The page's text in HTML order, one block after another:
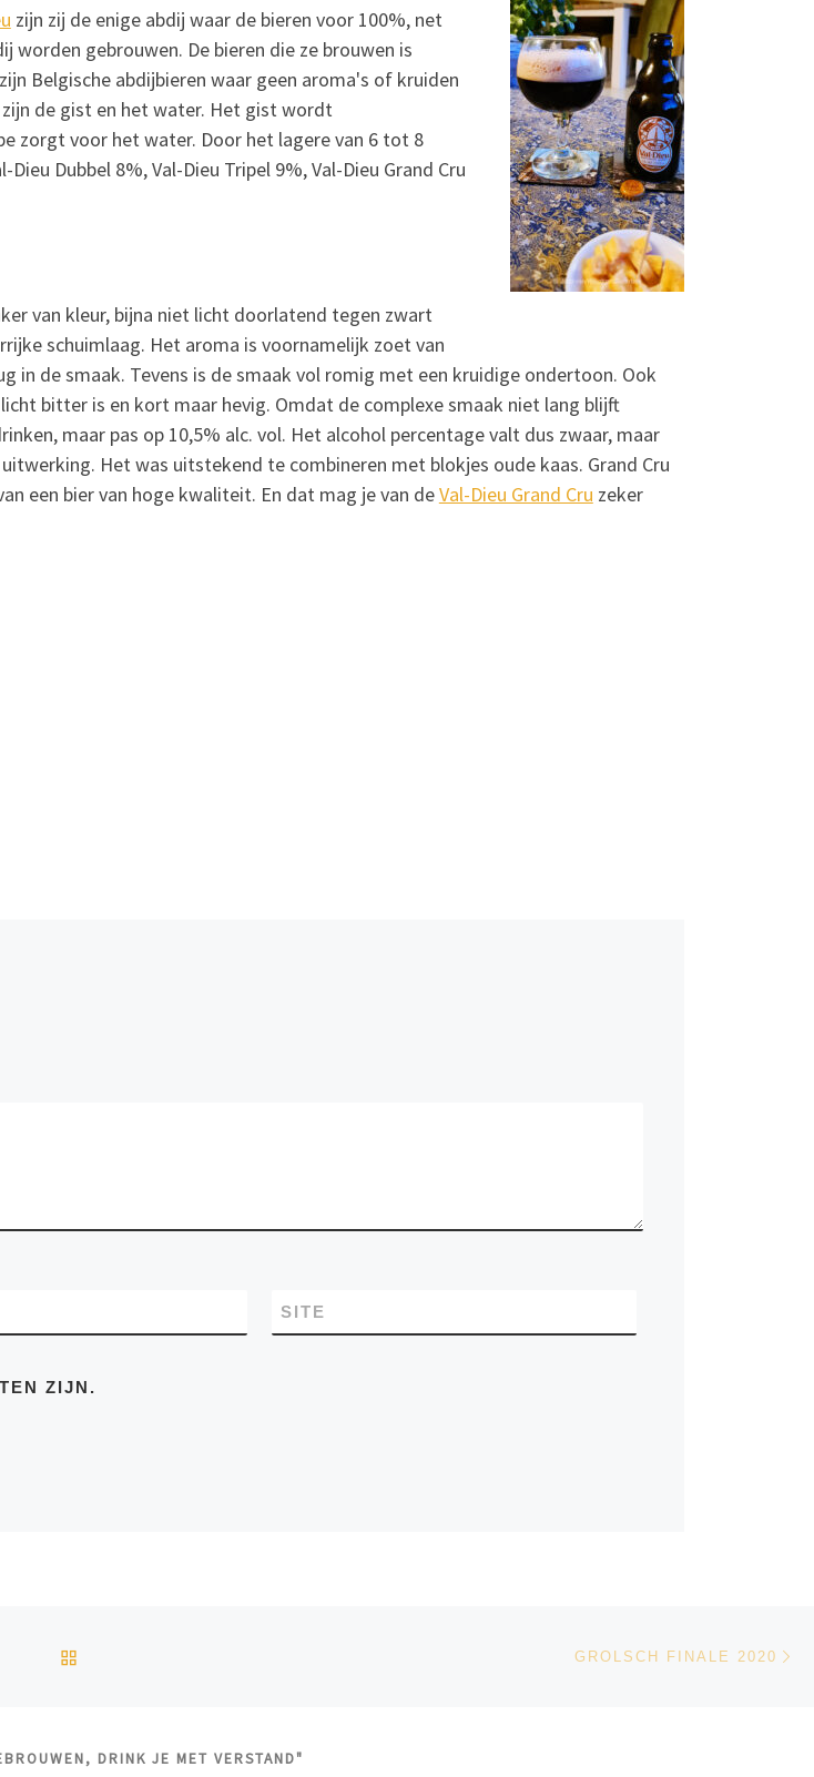
zijn zij de enige abdij waar de bieren voor 100%, net
worden gebrouwen. De bieren die ze brouwen is
Belgische abdijbieren waar geen aroma's of kruiden
de gist en het water. Het gist wordt
zorgt voor het water. Door het lagere van 6 tot 8
Dubbel 8%, Val-Dieu Tripel 9%, Val-Dieu Grand Cru
van kleur, bijna niet licht doorlatend tegen zwart
schuimlaag. Het aroma is voornamelijk zoet van
in de smaak. Tevens is de smaak vol romig met een kruidige ondertoon. Ook
bitter is en kort maar hevig. Omdat de complexe smaak niet lang blijft
maar pas op 10,5% alc. vol. Het alcohol percentage valt dus zwaar, maar
Het was uitstekend te combineren met blokjes oude kaas. Grand Cru
een bier van hoge kwaliteit. En dat mag je van deVal-Dieu Grand Cru zeker
SITE
ZIJN.
GROLSCH FINALE 2020
DRINK JE MET VERSTAND"